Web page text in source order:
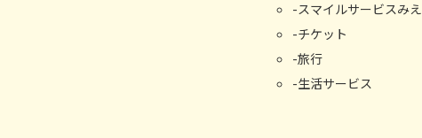
スマイルサービスみえ
チケット
旅行
生活サービス